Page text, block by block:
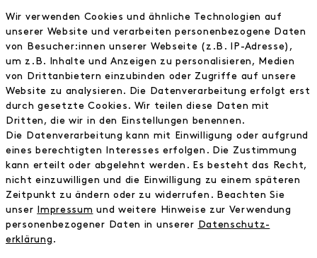
Datenschutz
AGB
Impressum
NEWSLETTER
Erhalte exklusive Neuigkeiten!
Ich bestätige die Datenschutzbestimmung
* inkl. MwSt. zzgl. Versandkosten
Wir verwenden Cookies und ähnliche Technologien auf
unserer Website und verarbeiten personenbezogene Daten
von Besucher:innen unserer Webseite (z.B. IP-Adresse),
um z.B. Inhalte und Anzeigen zu personalisieren, Medien
von Drittanbietern einzubinden oder Zugriffe auf unsere
Website zu analysieren. Die Datenverarbeitung erfolgt erst
durch gesetzte Cookies. Wir teilen diese Daten mit
Dritten, die wir in den Einstellungen benennen.
Die Datenverarbeitung kann mit Einwilligung oder aufgrund
eines berechtigten Interesses erfolgen. Die Zustimmung
kann erteilt oder abgelehnt werden. Es besteht das Recht,
nicht einzuwilligen und die Einwilligung zu einem späteren
Zeitpunkt zu ändern oder zu widerrufen. Beachten Sie
unser
Impressum und weitere Hinweise zur Verwendung
personenbezogener Daten in unserer
Daten­schutz­
erklärung .